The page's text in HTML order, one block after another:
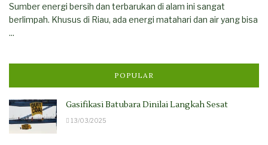
Sumber energi bersih dan terbarukan di alam ini sangat
berlimpah. Khusus di Riau, ada energi matahari dan air yang bisa
...
POPULAR
Gasifikasi Batubara Dinilai Langkah Sesat
13/03/2025